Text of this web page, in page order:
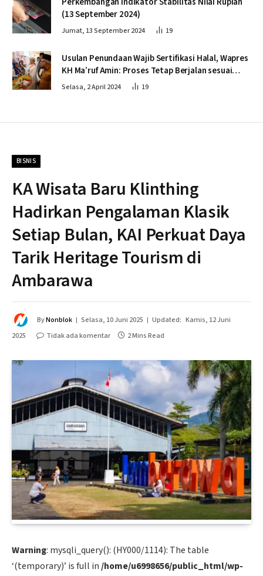
(13 September 2024)
Jumat, 13 September 2024 19
Usulan Penundaan Wajib Sertifikasi Halal, Wapres
KH Ma’ruf Amin: Proses Tetap Berjalan sesuai
Penahapan
Selasa, 2 April 2024 19
BISNIS
KA Wisata Baru Klinthing
Hadirkan Pengalaman Klasik
Setiap Bulan, KAI Perkuat Daya
Tarik Heritage Tourism di
Ambarawa
ByNonblok Selasa, 10 Juni 2025 Updated: Kamis, 12 Juni
2025
Tidak ada komentar 2 Mins Read
Warning: mysqli_query(): (HY000/1114): The table
‘(temporary)’ is full in/home/u6998656/public_html/wp-